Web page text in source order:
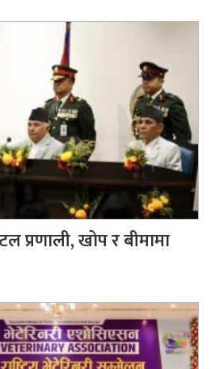
प्रणाली, खोप र बीमामा